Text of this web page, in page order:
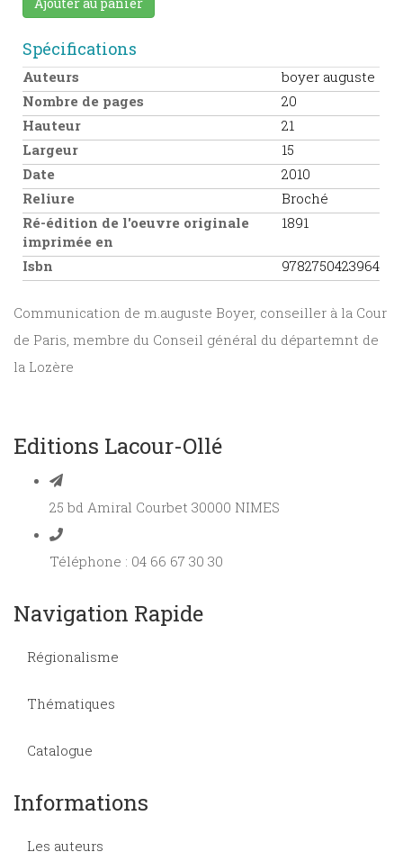
Spécifications
Auteurs
boyer auguste
Nombre de pages
20
Hauteur
21
Largeur
15
Date
2010
Reliure
Broché
Ré-édition de l'oeuvre originale
imprimée en
1891
Isbn 9782750423964
Communication de m.auguste Boyer, conseiller à la Cour
de Paris, membre du Conseil général du départemnt de
la Lozère
Editions Lacour-Ollé
25 bd Amiral Courbet 30000 NIMES
Téléphone : 04 66 67 30 30
Navigation Rapide
Régionalisme
Thématiques
Catalogue
Informations
Les auteurs